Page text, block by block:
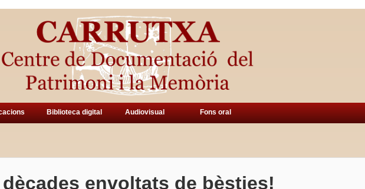
Biblioteca digital Audiovisual Fons oral
envoltats de bèsties!